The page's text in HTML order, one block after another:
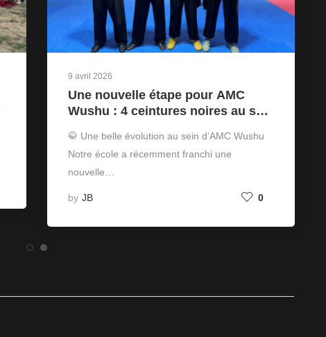
9 avril 2026
Une nouvelle étape pour AMC
Wushu : 4 ceintures noires au sein
🥋 Une belle évolution au sein d’AMC Wushu
Notre école a récemment franchi une
nouvelle…
by JB 0